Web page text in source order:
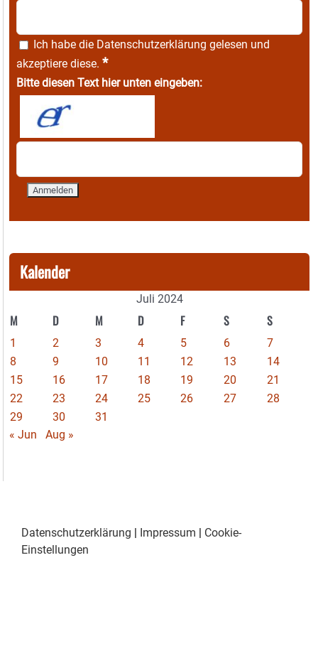
Ich habe die Datenschutzerklärung gelesen und
akzeptiere diese. *
Bitte diesen Text hier unten eingeben:
Kalender
Juli 2024
M D M D F S S
1 2 3 4 5 6
7
8
9 10 11 12 13
14
15
16 17 18 19 20
21
22
23 24 25 26 27
28
29
30
31
« Jun
Aug »
Datenschutzerklärung | Impressum | Cookie-
Einstellungen